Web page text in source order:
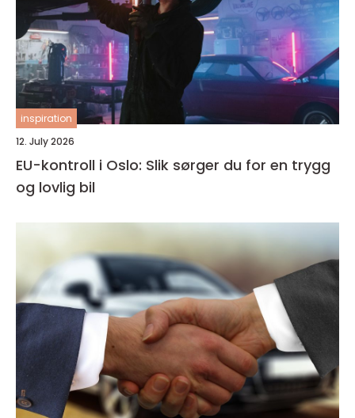
inspiration
12. July 2026
EU-kontroll i Oslo: Slik sørger du for en trygg
og lovlig bil